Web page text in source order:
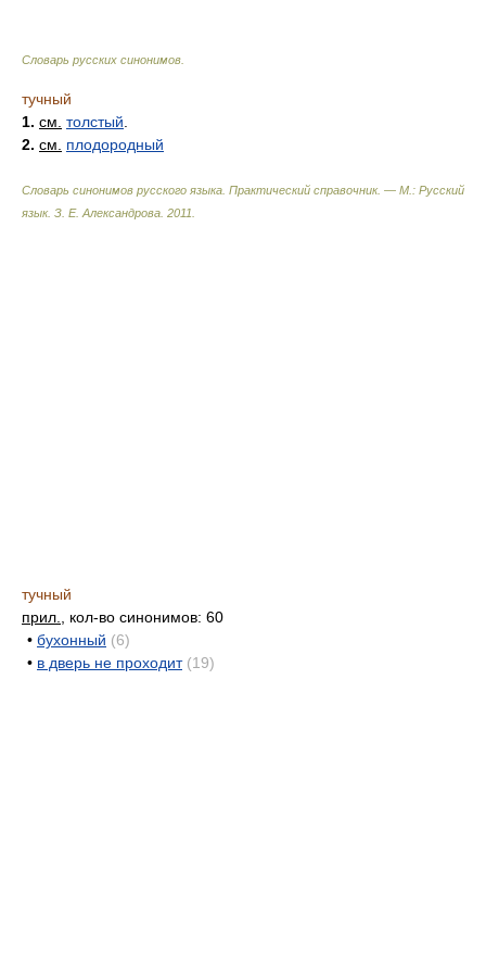
Словарь русских синонимов
тучный
1. см. толстый
2. см. плодородный
Словарь синонимов русского языка. Практический справочник. — М.: Русский
язык. З. Е. Александрова 2011
тучный
прил.
, кол-во синонимов: 60
• бухонный (6)
• в дверь не проходит (19)